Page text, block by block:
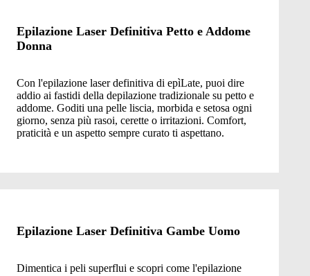
Epilazione Laser Definitiva Petto e Addome
Donna
Con l'epilazione laser definitiva di epìLate, puoi dire
addio ai fastidi della depilazione tradizionale su petto e
addome. Goditi una pelle liscia, morbida e setosa ogni
giorno, senza più rasoi, cerette o irritazioni. Comfort,
praticità e un aspetto sempre curato ti aspettano.
Epilazione Laser Definitiva Gambe Uomo
Dimentica i peli superflui e scopri come l'epilazione